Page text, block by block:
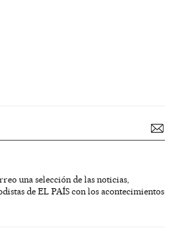
una selección de las noticias,
de EL PAÍS con los acontecimientos